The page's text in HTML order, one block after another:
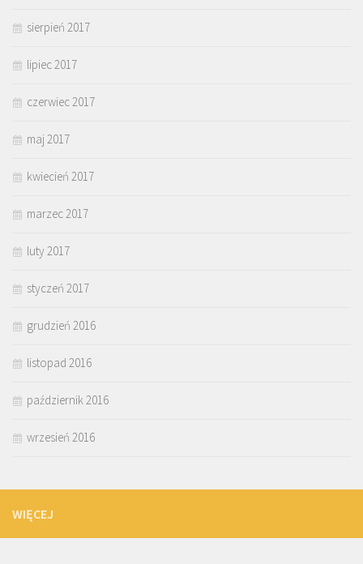
sierpień 2017
lipiec 2017
czerwiec 2017
maj 2017
kwiecień 2017
marzec 2017
luty 2017
styczeń 2017
grudzień 2016
listopad 2016
październik 2016
wrzesień 2016
WIĘCEJ